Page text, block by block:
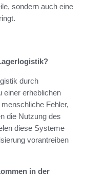
sondern auch eine
durch
einer erheblichen
Fehler,
die Nutzung des
diese Systeme
vorantreiben
in der